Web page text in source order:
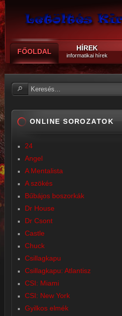
FŐOLDAL HÍREK
informatikai hírek
ONLINE SOROZATOK
24
Angel
A Mentalista
A szökés
Bűbájos boszorkák
Dr House
Dr Csont
Castle
Chuck
Csillagkapu
Csillagkapu: Atlantisz
CSI: Miami
CSI: New York
Gyilkos elmék